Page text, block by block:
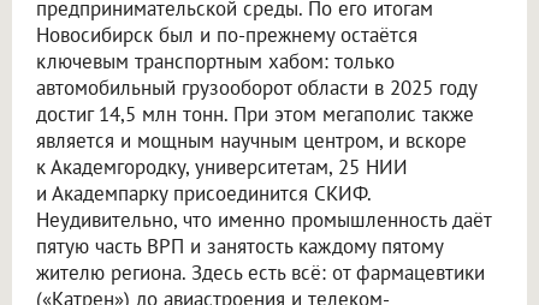
предпринимательской среды. По его итогам
Новосибирск был и по-прежнему остаётся
ключевым транспортным хабом: только
автомобильный грузооборот области в 2025 году
достиг 14,5 млн тонн. При этом мегаполис также
является и мощным научным центром, и вскоре
к Академгородку, университетам, 25 НИИ
и Академпарку присоединится СКИФ.
Неудивительно, что именно промышленность даёт
пятую часть ВРП и занятость каждому пятому
жителю региона. Здесь есть всё: от фармацевтики
(«Катрен») до авиастроения и телеком-